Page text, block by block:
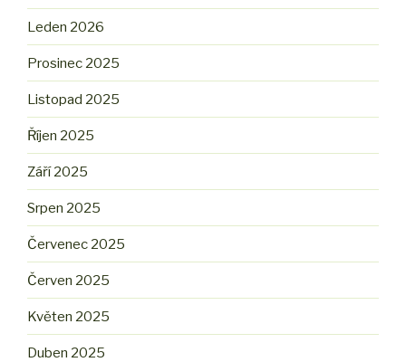
Leden 2026
Prosinec 2025
Listopad 2025
Říjen 2025
Září 2025
Srpen 2025
Červenec 2025
Červen 2025
Květen 2025
Duben 2025